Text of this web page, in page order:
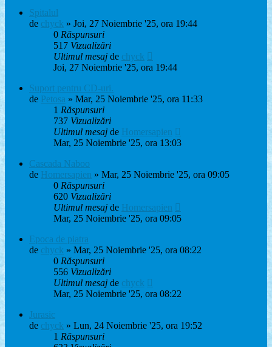
Spitalul
de chyck » Joi, 27 Noiembrie '25, ora 19:44
0 Răspunsuri
517 Vizualizări
Ultimul mesaj de chyck
Joi, 27 Noiembrie '25, ora 19:44
Suport pentru CD-uri.
de Petosa » Mar, 25 Noiembrie '25, ora 11:33
1 Răspunsuri
737 Vizualizări
Ultimul mesaj de Homersapien
Mar, 25 Noiembrie '25, ora 13:03
Cascada Naboo
de Homersapien » Mar, 25 Noiembrie '25, ora 09:05
0 Răspunsuri
620 Vizualizări
Ultimul mesaj de Homersapien
Mar, 25 Noiembrie '25, ora 09:05
Epoca de piatra
de chyck » Mar, 25 Noiembrie '25, ora 08:22
0 Răspunsuri
556 Vizualizări
Ultimul mesaj de chyck
Mar, 25 Noiembrie '25, ora 08:22
Jurasic
de chyck » Lun, 24 Noiembrie '25, ora 19:52
1 Răspunsuri